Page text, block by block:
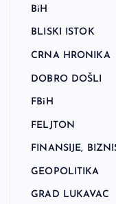
BiH
BLISKI ISTOK
CRNA HRONIKA
DOBRO DOŠLI
FBiH
FELJTON
FINANSIJE,
GEOPOLITIKA
GRAD LUKAVAC